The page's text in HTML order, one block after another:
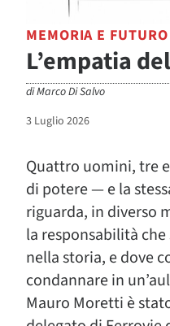
MEMORIA E FUTURO
L’empatia
diMarco Di Salvo
3 Luglio 2026
Quattro uomini, tre
di potere — e la
riguarda, in diverso
la responsabilità
nella storia, e dove
condannare in
Mauro Moretti è